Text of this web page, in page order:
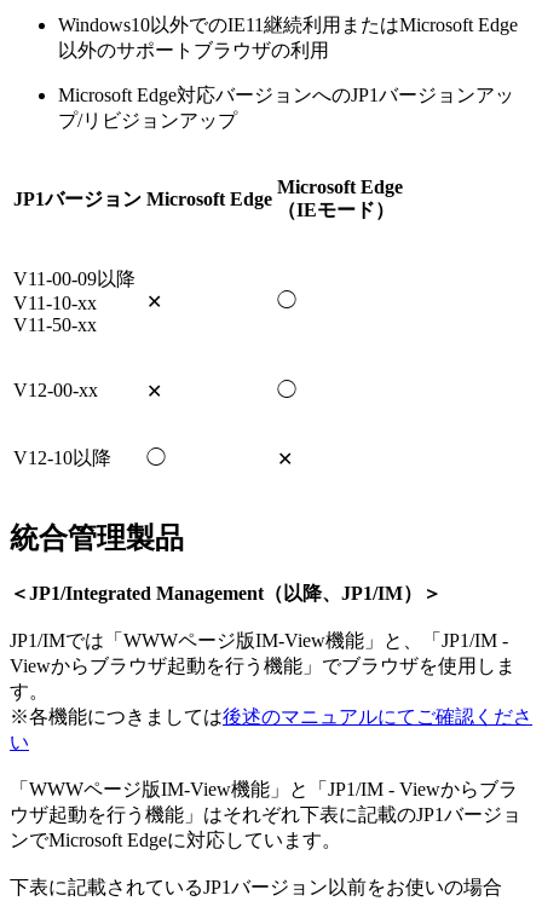
Windows10以外でのIE11継続利用またはMicrosoft Edge
以外のサポートブラウザの利用
Microsoft Edge対応バージョンへのJP1バージョンアッ
プ/リビジョンアップ
JP1バージョン Microsoft Edge
Microsoft Edge
（IEモード）
V11-00-09以降
V11-10-xx
V11-50-xx
✕ ◯
V12-00-xx ✕ ◯
V12-10以降 ◯ ✕
統合管理製品
＜JP1/Integrated Management（以降、JP1/IM）＞
JP1/IMでは「WWWページ版IM-View機能」と、「JP1/IM -
Viewからブラウザ起動を行う機能」でブラウザを使用しま
す。
※各機能につきましては後述のマニュアルにてご確認くださ
い
「WWWページ版IM-View機能」と「JP1/IM - Viewからブラ
ウザ起動を行う機能」はそれぞれ下表に記載のJP1バージョ
ンでMicrosoft Edgeに対応しています。
下表に記載されているJP1バージョン以前をお使いの場合